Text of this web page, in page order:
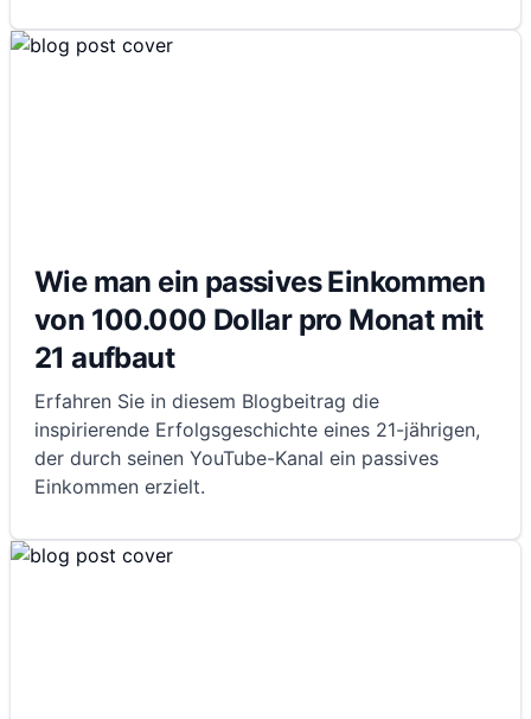
Wie man ein passives Einkommen
von 100.000 Dollar pro Monat mit
21 aufbaut
Erfahren Sie in diesem Blogbeitrag die
inspirierende Erfolgsgeschichte eines 21-jährigen,
der durch seinen YouTube-Kanal ein passives
Einkommen erzielt.